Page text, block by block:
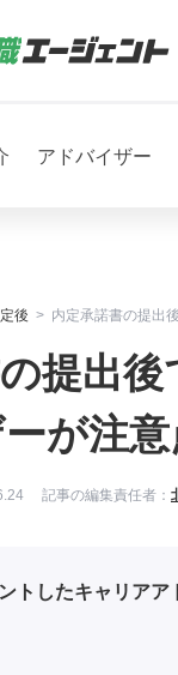
アドバイザー
後 内定承諾書の提出
提出
が注
記事の編集責任者：
トしたキャリアア